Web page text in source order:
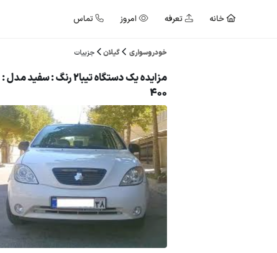
خانه تعرفه امروز تماس
خودروسواری گیلان جزییات
مزایده یک دستگاه تیبا2 رنگ : سفید مدل :
400